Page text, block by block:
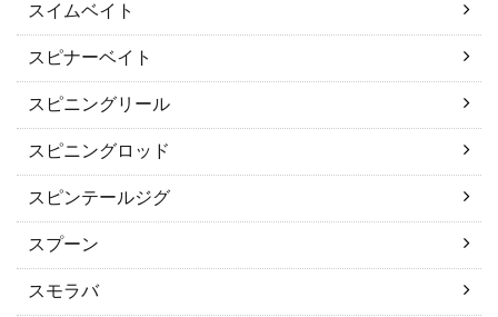
スイムベイト
スピナーベイト
スピニングリール
スピニングロッド
スピンテールジグ
スプーン
スモラバ